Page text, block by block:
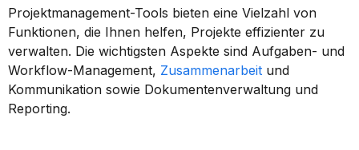
Projektmanagement-Tools bieten eine Vielzahl von
Funktionen, die Ihnen helfen, Projekte effizienter zu
verwalten. Die wichtigsten Aspekte sind Aufgaben- und
Workflow-Management, Zusammenarbeit und
Kommunikation sowie Dokumentenverwaltung und
Reporting.